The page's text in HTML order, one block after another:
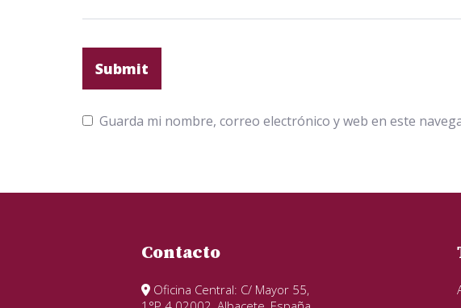
Guarda mi nombre, correo electrónico y web en este
Contacto
Oficina Central: C/ Mayor 55,